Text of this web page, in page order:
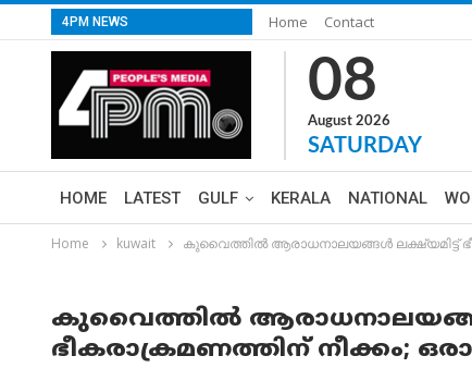
4PM NEWS Home Contact
08
August 2026
SATURDAY
HOME LATEST GULF KERALA NATIONAL
Home kuwait കുവൈത്തിൽ ആരാധനാലയങ്ങൾ ലക്ഷ്യമിട്ട്
കുവൈത്തിൽ ആരാധനാലയങ്ങൾ
ഭീകരാക്രമണത്തിന് നീക്കം;